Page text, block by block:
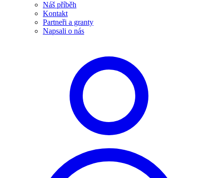
Náš příběh
Kontakt
Partneři a granty
Napsali o nás